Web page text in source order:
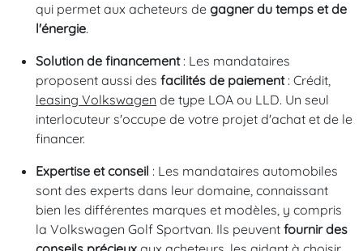
qui permet aux acheteurs de gagner du temps et de
l'énergie.
Solution de financement: Les mandataires
proposent aussi des facilités de paiement: Crédit,
leasing Volkswagen de type LOA ou LLD. Un seul
interlocuteur s'occupe de votre projet d'achat et de le
financer.
Expertise et conseil : Les mandataires automobiles
sont des experts dans leur domaine, connaissant
bien les différentes marques et modèles, y compris
la Volkswagen Golf Sportvan. Ils peuvent fournir des